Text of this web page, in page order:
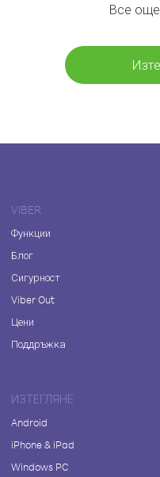
Все
VIBER
Функции
Блог
Сигурност
Viber Out
Цени
Поддръжка
ИЗТЕГЛЯНЕ
Android
iPhone & iPad
Windows PC